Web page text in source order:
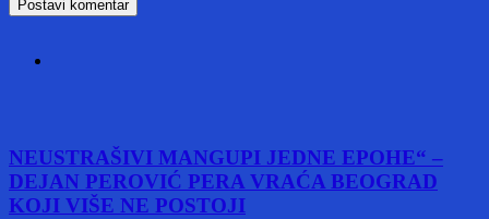
NEUSTRAŠIVI MANGUPI JEDNE EPOHE“ –
DEJAN PEROVIĆ PERA VRAĆA BEOGRAD
KOJI VIŠE NE POSTOJI